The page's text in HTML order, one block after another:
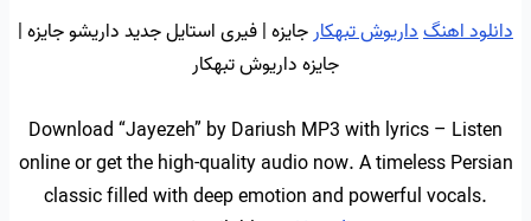
دانلود اهنگداریوش تبهکارجایزه | فیری استایل جدید داریشو جایزه |
جایزه داریوش تبهکار
Download “Jayezeh” by Dariush MP3 with lyrics – Listen
online or get the high-quality audio now. A timeless Persian
classic filled with deep emotion and powerful vocals.